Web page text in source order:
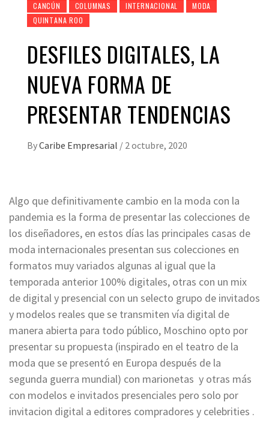
CANCÚN COLUMNAS INTERNACIONAL
MODA
QUINTANA ROO
DESFILES DIGITALES, LA
NUEVA FORMA DE
PRESENTAR TENDENCIAS
ByCaribe Empresarial / 2 octubre, 2020
Algo que definitivamente cambio en la moda con la
pandemia es la forma de presentar las colecciones de
los diseñadores, en estos días las principales casas de
moda internacionales presentan sus colecciones en
formatos muy variados algunas al igual que la
temporada anterior 100% digitales, otras con un mix
de digital y presencial con un selecto grupo de invitados
y modelos reales que se transmiten vía digital de
manera abierta para todo público, Moschino opto por
presentar su propuesta (inspirado en el teatro de la
moda que se presentó en Europa después de la
segunda guerra mundial) con marionetas y otras más
con modelos e invitados presenciales pero solo por
invitacion digital a editores compradores y celebrities .